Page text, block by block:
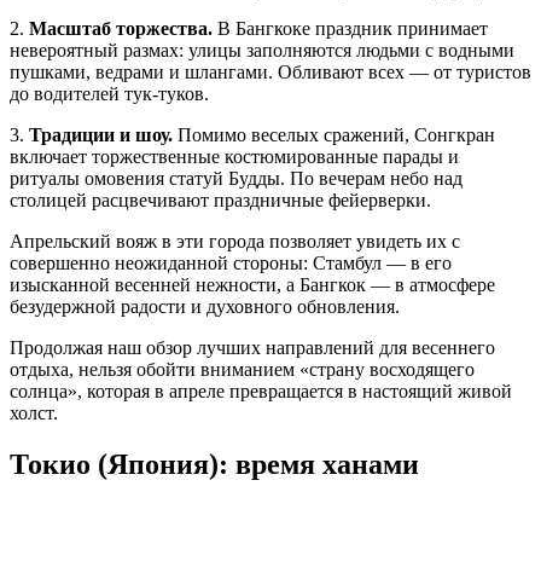
2. Масштаб торжества. В Бангкоке праздник принимает
невероятный размах: улицы заполняются людьми с водными
пушками, ведрами и шлангами. Обливают всех — от туристов
до водителей тук-туков.
3. Традиции и шоу. Помимо веселых сражений, Сонгкран
включает торжественные костюмированные парады и
ритуалы омовения статуй Будды. По вечерам небо над
столицей расцвечивают праздничные фейерверки.
Апрельский вояж в эти города позволяет увидеть их с
совершенно неожиданной стороны: Стамбул — в его
изысканной весенней нежности, а Бангкок — в атмосфере
безудержной радости и духовного обновления.
Продолжая наш обзор лучших направлений для весеннего
отдыха, нельзя обойти вниманием «страну восходящего
солнца», которая в апреле превращается в настоящий живой
холст.
Токио (Япония): время ханами